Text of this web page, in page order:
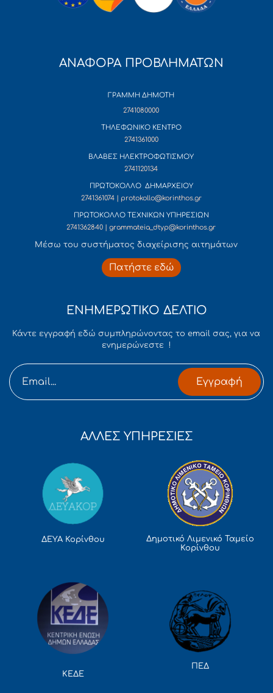
ΑΝΑΦΟΡΑ ΠΡΟΒΛΗΜΑΤΩΝ
ΓΡΑΜΜΗ ΔΗΜΟΤΗ
2741080000
ΤΗΛΕΦΩΝΙΚΟ ΚΕΝΤΡΟ
2741361000
ΒΛΑΒΕΣ ΗΛΕΚΤΡΟΦΩΤΙΣΜΟΥ
2741120134
ΠΡΩΤΟΚΟΛΛΟ ΔΗΜΑΡΧΕΙΟΥ
2741361074 | protokollo@korinthos.gr
ΠΡΩΤΟΚΟΛΛΟ ΤΕΧΝΙΚΩΝ ΥΠΗΡΕΣΙΩΝ
2741362840 | grammateia_dtyp@korinthos.gr
Mέσω του συστήματος διαχείρισης αιτημάτων
Πατήστε εδώ
ΕΝΗΜΕΡΩΤΙΚΟ ΔΕΛΤΙΟ
Κάντε εγγραφή εδώ συμπληρώνοντας το email σας, για να
ενημερώνεστε !
Εγγραφή
ΑΛΛΕΣ ΥΠΗΡΕΣΙΕΣ
ΔΕΥΑ Κορίνθου
Δημοτικό Λιμενικό Ταμείο
Κορίνθου
ΚΕΔΕ
ΠΕΔ